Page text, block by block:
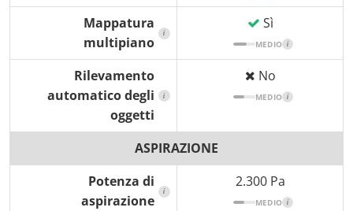
Mappatura
multipiano
i
Sì
MEDIO i
Rilevamento
automatico degli
oggetti
i
No
MEDIO i
ASPIRAZIONE
Potenza di
aspirazione
i
2.300 Pa
MEDIO i